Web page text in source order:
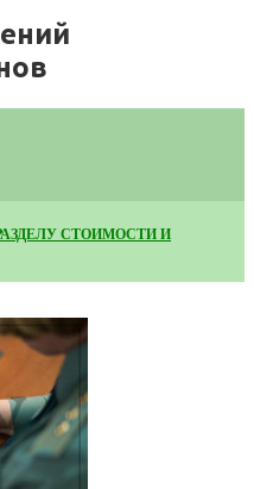
СТОИМОСТИ И